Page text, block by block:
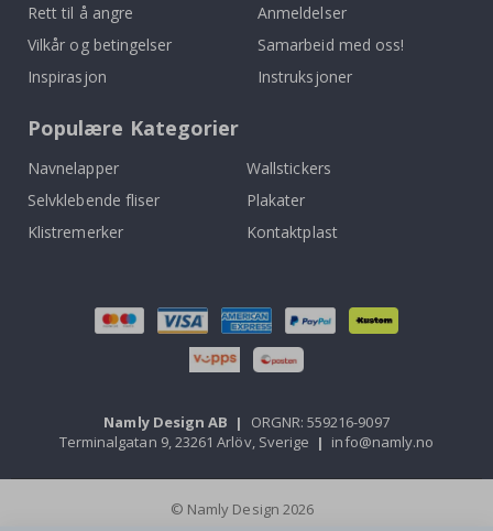
Rett til å angre
Vilkår og betingelser
Inspirasjon
Anmeldelser
Samarbeid med oss!
Instruksjoner
Populære Kategorier
Navnelapper
Wallstickers
Selvklebende fliser
Plakater
Klistremerker
Kontaktplast
Namly Design AB |
ORGNR: 559216-9097
Terminalgatan 9, 23261 Arlöv, Sverige | info@namly.no
© Namly Design 2026